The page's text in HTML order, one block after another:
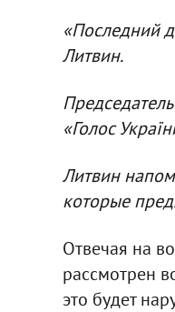
«Последний
Литвин.
«Голос
Литвин
которые
Отвечая на
рассмотрен
это будет